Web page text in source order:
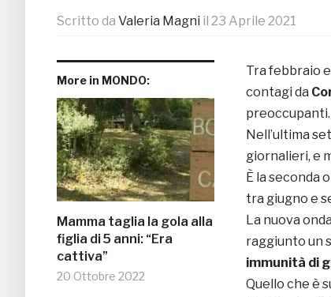
Scritto da Valeria Magni il 23 Aprile 2021
More in MONDO:
Mamma taglia la gola alla
figlia di 5 anni: “Era
cattiva”
20 Ottobre 2022
Tra febbraio
contagi da
preoccupanti.
Nell’ultima
giornalieri, e
È la seconda
tra giugno e
La nuova
raggiunto un
immunità di
Quello che è